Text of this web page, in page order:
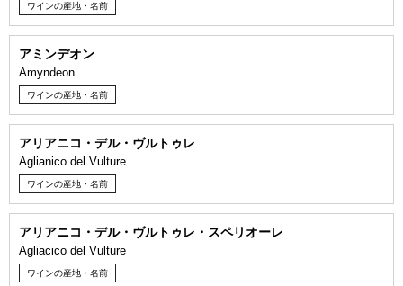
ワインの産地・名前
アミンデオン
Amyndeon
ワインの産地・名前
アリアニコ・デル・ヴルトゥレ
Aglianico del Vulture
ワインの産地・名前
アリアニコ・デル・ヴルトゥレ・スペリオーレ
Agliacico del Vulture
ワインの産地・名前